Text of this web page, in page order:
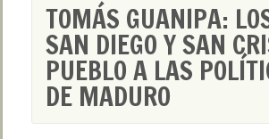
TOMÁS GUANIPA:
SAN DIEGO Y SAN
PUEBLO A LAS
DE MADURO